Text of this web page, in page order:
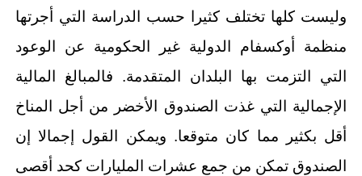
وليست كلها تختلف كثيرا حسب الدراسة التي أجرتها
منظمة أوكسفام الدولية غير الحكومية عن الوعود
التي التزمت بها البلدان المتقدمة. فالمبالغ المالية
الإجمالية التي غذت الصندوق الأخضر من أجل المناخ
أقل بكثير مما كان متوقعا. ويمكن القول إجمالا إن
الصندوق تمكن من جمع عشرات المليارات كحد أقصى